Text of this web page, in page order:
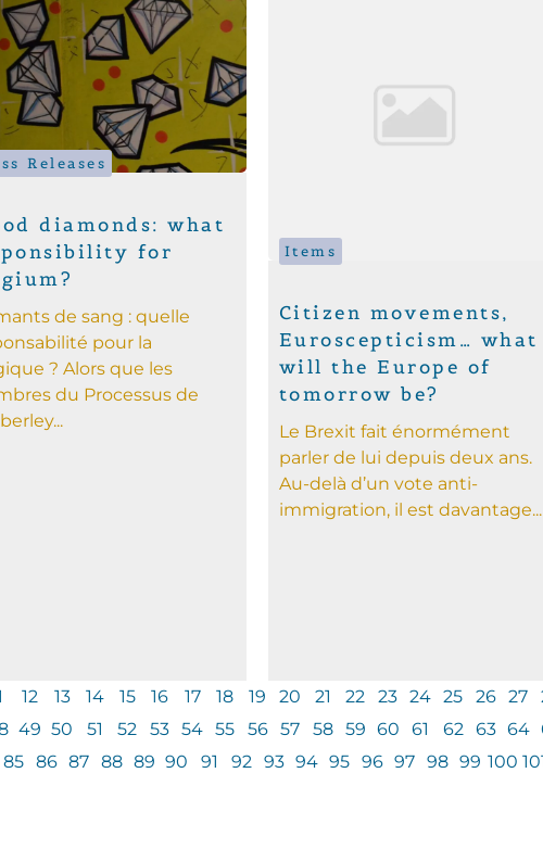
Releases
diamonds: what
for
de sang : quelle
pour la
? Alors que les
du Processus de
Items
Citizen movements,
Euroscepticism… what
will the Europe of
tomorrow be?
Le Brexit fait énormément
parler de lui depuis deux ans.
Au-delà d’un vote anti-
immigration, il est davantage...
12 13 14 15 16 17 18 19 20 21 22 23 24 25 26 27
49 50 51 52 53 54 55 56 57 58 59 60 61 62 63 64
85 86 87 88 89 90 91 92 93 94 95 96 97 98 99 100